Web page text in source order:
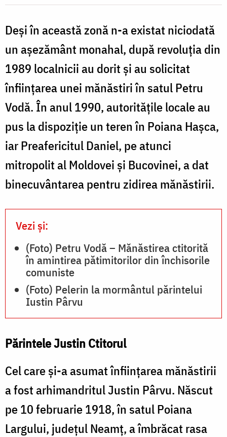
Deşi în această zonă n-a existat niciodată
un aşezământ monahal, după revoluţia din
1989 localnicii au dorit şi au solicitat
înfiinţarea unei mănăstiri în satul Petru
Vodă. În anul 1990, autorităţile locale au
pus la dispoziţie un teren în Poiana Hașca,
iar Preafericitul Daniel, pe atunci
mitropolit al Moldovei şi Bucovinei, a dat
binecuvântarea pentru zidirea mănăstirii.
Vezi și:
(Foto) Petru Vodă – Mănăstirea ctitorită
în amintirea pătimitorilor din închisorile
comuniste
(Foto) Pelerin la mormântul părintelui
Iustin Pârvu
Părintele Justin Ctitorul
Cel care şi-a asumat înfiinţarea mănăstirii
a fost arhimandritul Justin Pârvu. Născut
pe 10 februarie 1918, în satul Poiana
Largului, judeţul Neamţ, a îmbrăcat rasa